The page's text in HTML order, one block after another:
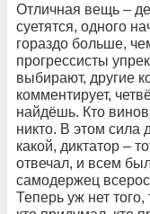
Отличная вещь –
суетятся, одного
гораздо больше,
прогрессисты
выбирают, другие
комментирует,
найдёшь. Кто
никто. В этом сила
какой, диктатор –
отвечал, и всем
самодержец
Теперь уж нет